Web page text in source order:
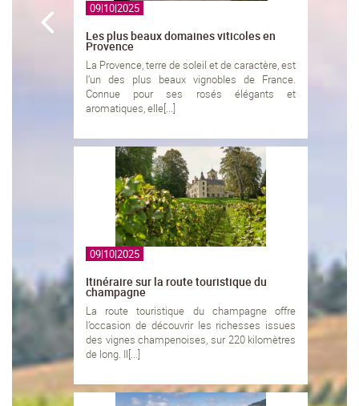
09|10|2025
Les plus beaux domaines viticoles en
Provence
La Provence, terre de soleil et de caractère, est
l’un des plus beaux vignobles de France.
Connue pour ses rosés élégants et
aromatiques, elle[...]
09|10|2025
Itinéraire sur la route touristique du
champagne
La route touristique du champagne offre
l’occasion de découvrir les richesses issues
des vignes champenoises, sur 220 kilomètres
de long. Il[...]